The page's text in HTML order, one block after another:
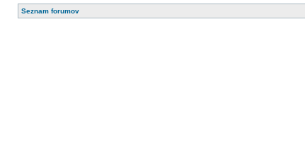
Seznam forumov